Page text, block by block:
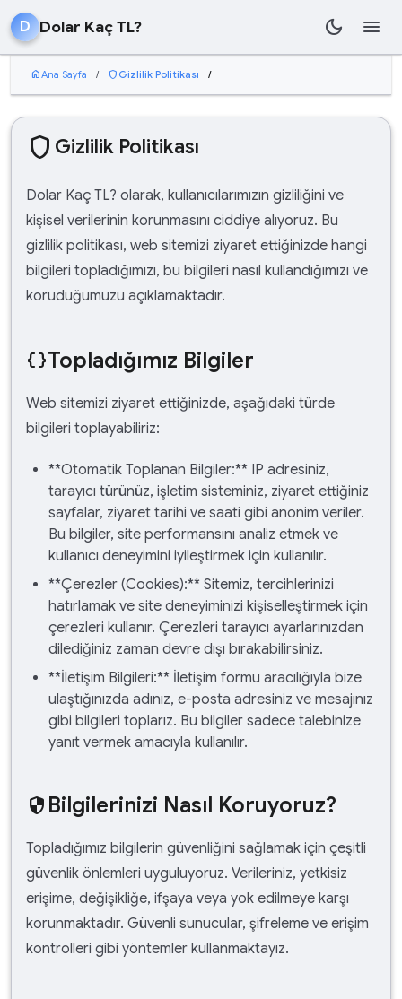
D Dolar Kaç TL? dark_mode menu
homeAna Sayfa / shield Gizlilik Politikası /
shield Gizlilik Politikası
Dolar Kaç TL? olarak, kullanıcılarımızın gizliliğini ve
kişisel verilerinin korunmasını ciddiye alıyoruz. Bu
gizlilik politikası, web sitemizi ziyaret ettiğinizde hangi
bilgileri topladığımızı, bu bilgileri nasıl kullandığımızı ve
koruduğumuzu açıklamaktadır.
data_objectTopladığımız Bilgiler
Web sitemizi ziyaret ettiğinizde, aşağıdaki türde
bilgileri toplayabiliriz:
**Otomatik Toplanan Bilgiler:** IP adresiniz,
tarayıcı türünüz, işletim sisteminiz, ziyaret ettiğiniz
sayfalar, ziyaret tarihi ve saati gibi anonim veriler.
Bu bilgiler, site performansını analiz etmek ve
kullanıcı deneyimini iyileştirmek için kullanılır.
**Çerezler (Cookies):** Sitemiz, tercihlerinizi
hatırlamak ve site deneyiminizi kişiselleştirmek için
çerezleri kullanır. Çerezleri tarayıcı ayarlarınızdan
dilediğiniz zaman devre dışı bırakabilirsiniz.
**İletişim Bilgileri:** İletişim formu aracılığıyla bize
ulaştığınızda adınız, e-posta adresiniz ve mesajınız
gibi bilgileri toplarız. Bu bilgiler sadece talebinize
yanıt vermek amacıyla kullanılır.
security Bilgilerinizi Nasıl Koruyoruz?
Topladığımız bilgilerin güvenliğini sağlamak için çeşitli
güvenlik önlemleri uyguluyoruz. Verileriniz, yetkisiz
erişime, değişikliğe, ifşaya veya yok edilmeye karşı
korunmaktadır. Güvenli sunucular, şifreleme ve erişim
kontrolleri gibi yöntemler kullanmaktayız.